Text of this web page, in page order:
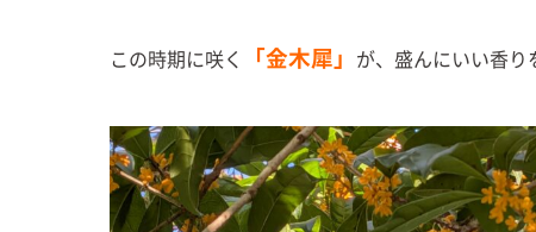
この時期に咲く 「金木犀」 が、盛んにいい香り